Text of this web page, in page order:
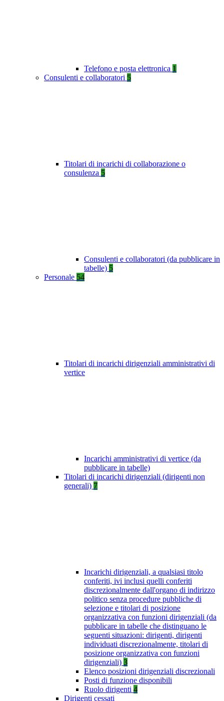
Telefono e posta elettronica 1
Consulenti e collaboratori 5
Titolari di incarichi di collaborazione o
consulenza 5
Consulenti e collaboratori (da pubblicare in
tabelle) 5
Personale 54
Titolari di incarichi dirigenziali amministrativi di
vertice
Incarichi amministrativi di vertice (da
pubblicare in tabelle)
Titolari di incarichi dirigenziali (dirigenti non
generali) 7
Incarichi dirigenziali, a qualsiasi titolo
conferiti, ivi inclusi quelli conferiti
discrezionalmente dall'organo di indirizzo
politico senza procedure pubbliche di
selezione e titolari di posizione
organizzativa con funzioni dirigenziali (da
pubblicare in tabelle che distinguano le
seguenti situazioni: dirigenti, dirigenti
individuati discrezionalmente, titolari di
posizione organizzativa con funzioni
dirigenziali) 3
Elenco posizioni dirigenziali discrezionali
Posti di funzione disponibili
Ruolo dirigenti 4
Dirigenti cessati